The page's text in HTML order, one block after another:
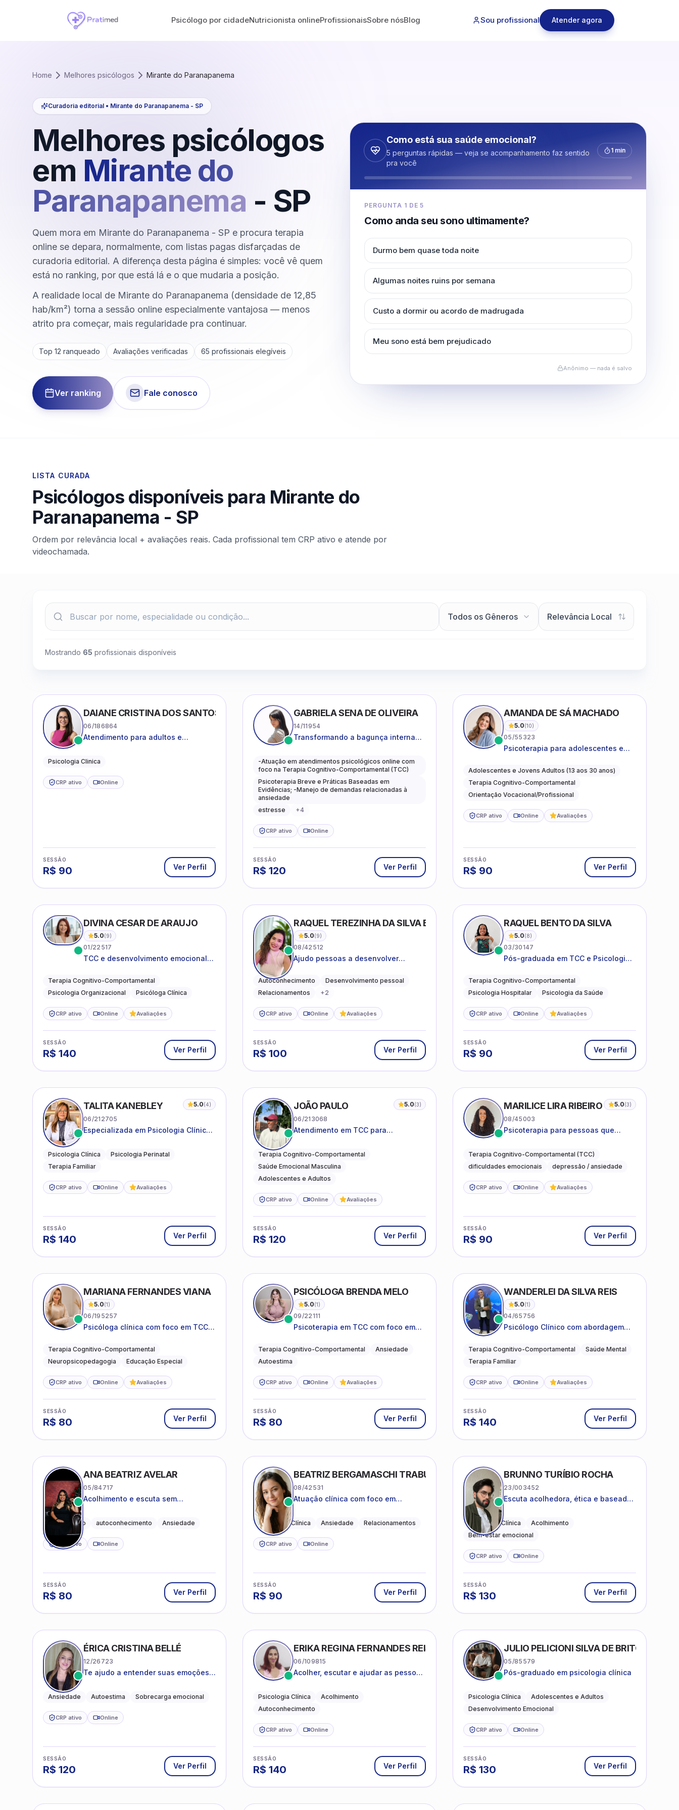
Psicólogo por cidadeNutricionista onlineProfissionaisSobre nósBlog Sou profissional Atender agora
Home Melhores psicólogos Mirante do Paranapanema
Curadoria editorial • Mirante do Paranapanema - SP
Melhores psicólogos
em Mirante do
Paranapanema - SP
Quem mora em Mirante do Paranapanema - SP e procura terapia
online se depara, normalmente, com listas pagas disfarçadas de
curadoria editorial. A diferença desta página é simples: você vê quem
está no ranking, por que está lá e o que mudaria a posição.
A realidade local de Mirante do Paranapanema (densidade de 12,85
hab/km²) torna a sessão online especialmente vantajosa — menos
atrito pra começar, mais regularidade pra continuar.
Top 12 ranqueado Avaliações verificadas 65 profissionais elegíveis
Ver ranking Fale conosco
Como está sua saúde emocional?
5 perguntas rápidas — veja se acompanhamento faz sentido
pra você
1 min
PERGUNTA 1 DE5
Como anda seu sono ultimamente?
Durmo bem quase toda noite
Algumas noites ruins por semana
Custo a dormir ou acordo de madrugada
Meu sono está bem prejudicado
Anônimo — nada é salvo
LISTA CURADA
Psicólogos disponíveis para Mirante do
Paranapanema - SP
Ordem por relevância local + avaliações reais. Cada profissional tem CRP ativo e atende por
videochamada.
Mostrando 65 profissionais disponíveis
DAIANE CRISTINA DOS SANTOS
06/186864
Atendimento para adultos e
Psicologia Clinica
CRP ativo Online
SESSÃO
R$ 90 Ver Perfil
GABRIELA SENA DE OLIVEIRA
14/11954
Transformando a bagunça interna
leveza e caminhos mais gentis para
se viver.
-Atuação em atendimentos psicológicos online com
foco na Terapia Cognitivo-Comportamental (TCC)
Psicoterapia Breve e Práticas Baseadas em
Evidências; -Manejo de demandas relacionadas à
ansiedade
estresse
+4
CRP ativo Online
SESSÃO
R$ 120 Ver Perfil
AMANDA DE SÁ MACHADO
5.0(10)
05/55323
Psicoterapia para adolescentes e
ansiedade, autoestima, relações e
orientação profissional
Adolescentes e Jovens Adultos (13 aos 30 anos)
Terapia Cognitivo-Comportamental
Orientação Vocacional/Profissional
CRP ativo Online Avaliações
SESSÃO
R$ 90 Ver Perfil
DIVINA CESAR DE ARAUJO
5.0(9)
01/22517
TCC e desenvolvimento emocional
Terapia Cognitivo-Comportamental
Psicologia Organizacional
Psicóloga Clínica
CRP ativo Online Avaliações
SESSÃO
R$ 140 Ver Perfil
RAQUEL TEREZINHA DA SILVA BIONDI
5.0(9)
08/42512
Ajudo pessoas a desenvolver
saudáveis
Autoconhecimento
Desenvolvimento pessoal
Relacionamentos
+2
CRP ativo Online Avaliações
SESSÃO
R$ 100 Ver Perfil
RAQUEL BENTO DA SILVA
5.0(8)
03/30147
Pós-graduada em TCC e Psicologia
Terapia Cognitivo-Comportamental
Psicologia Hospitalar
Psicologia da Saúde
CRP ativo Online Avaliações
SESSÃO
R$ 90 Ver Perfil
TALITA KANEBLEY 5.0(4)
06/212705
Especializada em Psicologia Clínica
adultos e famílias
Psicologia Clínica
Psicologia Perinatal
Terapia Familiar
CRP ativo Online Avaliações
SESSÃO
R$ 140 Ver Perfil
JOÃO PAULO 5.0(3)
06/213068
Atendimento em TCC para
desenvolvimento de autonomia
emocional
Terapia Cognitivo-Comportamental
Saúde Emocional Masculina
Adolescentes e Adultos
CRP ativo Online Avaliações
SESSÃO
R$ 120 Ver Perfil
MARILICE LIRA RIBEIRO 5.0(3)
08/45003
Psicoterapia para pessoas que
lidar com as dificuldades do dia a
dia
Terapia Cognitivo-Comportamental (TCC)
dificuldades emocionais
depressão / ansiedade
CRP ativo Online Avaliações
SESSÃO
R$ 90 Ver Perfil
MARIANA FERNANDES VIANA
5.0(1)
06/195257
Psicóloga clínica com foco em TCC,
acompanhamento do
neurodesenvolvimento.
Terapia Cognitivo-Comportamental
Neuropsicopedagogia
Educação Especial
CRP ativo Online Avaliações
SESSÃO
R$ 80 Ver Perfil
PSICÓLOGA BRENDA MELO
5.0(1)
09/22111
Psicoterapia em TCC com foco em
práticas para o cotidiano
Terapia Cognitivo-Comportamental
Ansiedade
Autoestima
CRP ativo Online Avaliações
SESSÃO
R$ 80 Ver Perfil
WANDERLEI DA SILVA REIS
5.0(1)
04/65756
Psicólogo Clínico com abordagem
e terapia sistêmica
Terapia Cognitivo-Comportamental
Saúde Mental
Terapia Familiar
CRP ativo Online Avaliações
SESSÃO
R$ 140 Ver Perfil
ANA BEATRIZ AVELAR
05/84717
Acolhimento e escuta sem
Acolhimento autoconhecimento Ansiedade
CRP ativo Online
SESSÃO
R$ 80 Ver Perfil
BEATRIZ BERGAMASCHI TRABUCO
08/42531
Atuação clínica com foco em
e transições de vida
Psicologia Clínica Ansiedade Relacionamentos
CRP ativo Online
SESSÃO
R$ 90 Ver Perfil
BRUNNO TURÍBIO ROCHA
23/003452
Escuta acolhedora, ética e baseada
Psicologia Clínica
Acolhimento
Bem-estar emocional
CRP ativo Online
SESSÃO
R$ 130 Ver Perfil
ÉRICA CRISTINA BELLÉ
12/26723
Te ajudo a entender suas emoções e
lidar com o que você está vivendo
Ansiedade Autoestima Sobrecarga emocional
CRP ativo Online
SESSÃO
R$ 120 Ver Perfil
ERIKA REGINA FERNANDES REIS FRIAS
06/109815
Acolher, escutar e ajudar as pessoas
Psicologia Clínica
Acolhimento
Autoconhecimento
CRP ativo Online
SESSÃO
R$ 140 Ver Perfil
JULIO PELICIONI SILVA DE BRITO
05/85579
Pós-graduado em psicologia clínica
Psicologia Clínica
Adolescentes e Adultos
Desenvolvimento Emocional
CRP ativo Online
SESSÃO
R$ 130 Ver Perfil